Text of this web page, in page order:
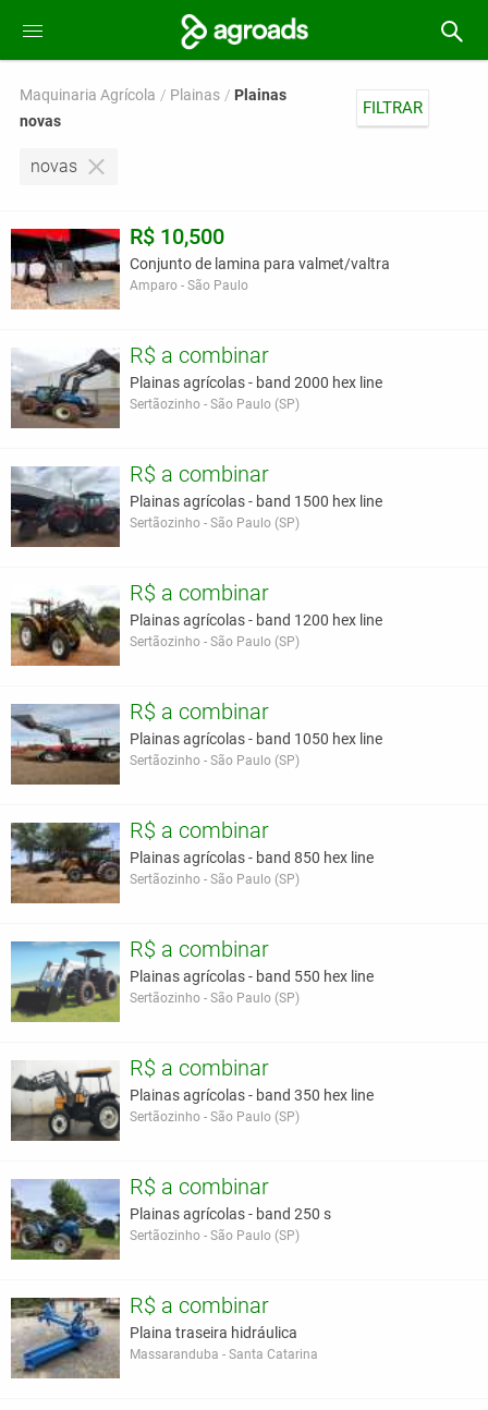
Maquinaria Agrícola Plainas
Plainas
novas
FILTRAR
novas
R$ 10,500
Conjunto de lamina para valmet/valtra
Amparo - São Paulo
R$ a combinar
Plainas agrícolas - band 2000 hex line
Sertãozinho - São Paulo (SP)
R$ a combinar
Plainas agrícolas - band 1500 hex line
Sertãozinho - São Paulo (SP)
R$ a combinar
Plainas agrícolas - band 1200 hex line
Sertãozinho - São Paulo (SP)
R$ a combinar
Plainas agrícolas - band 1050 hex line
Sertãozinho - São Paulo (SP)
R$ a combinar
Plainas agrícolas - band 850 hex line
Sertãozinho - São Paulo (SP)
R$ a combinar
Plainas agrícolas - band 550 hex line
Sertãozinho - São Paulo (SP)
R$ a combinar
Plainas agrícolas - band 350 hex line
Sertãozinho - São Paulo (SP)
R$ a combinar
Plainas agrícolas - band 250 s
Sertãozinho - São Paulo (SP)
R$ a combinar
Plaina traseira hidráulica
Massaranduba - Santa Catarina